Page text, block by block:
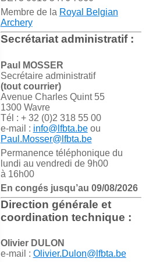
Membre de la Royal Belgian
Archery
Secrétariat administratif :
Paul MOSSER
Secrétaire administratif
(tout courrier)
Avenue Charles Quint 55
1300 Wavre
Tél : + 32 (0)2 318 55 00
e-mail : info@lfbta.beou
Paul.Mosser@lfbta.be
Permanence téléphonique du
lundi au vendredi de 9h00
à 16h00
En congés jusqu’au 09/08/2026
Direction générale et
coordination technique :
Olivier DULON
e-mail : Olivier.Dulon@lfbta.be